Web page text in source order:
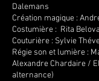
Dalemans
Création magique :
Costumière : Rita Belova
Couturière : Sylvie
Régie son et lumière :
Alexandre Chardaire /
alternance)